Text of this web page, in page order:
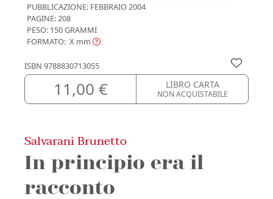
PUBBLICAZIONE: FEBBRAIO 2004
PAGINE: 208
PESO: 150 GRAMMI
FORMATO: X mm
ISBN 9788830713055
11,00 € LIBRO CARTA
NON ACQUISTABILE
Salvarani Brunetto
In principio era il
racconto